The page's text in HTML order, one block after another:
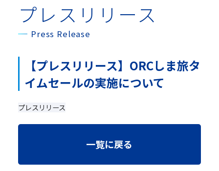
プレスリリース
Press Release
【プレスリリース】ORCしま旅タ
イムセールの実施について
プレスリリース
一覧に戻る